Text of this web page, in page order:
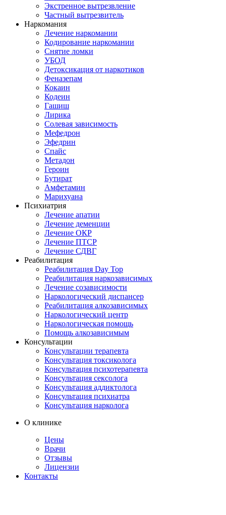
Экстренное вытрезвление
Частный вытрезвитель
Наркомания
Лечение наркомании
Кодирование наркомании
Снятие ломки
УБОД
Детоксикация от наркотиков
Феназепам
Кокаин
Кодеин
Гашиш
Лирика
Солевая зависимость
Мефедрон
Эфедрин
Спайс
Метадон
Героин
Бутират
Амфетамин
Марихуана
Психиатрия
Лечение апатии
Лечение деменции
Лечение ОКР
Лечение ПТСР
Лечение СДВГ
Реабилитация
Реабилитация Day Top
Реабилитация наркозависимых
Лечение созависимости
Наркологический диспансер
Реабилитация алкозависимых
Наркологический центр
Наркологическая помощь
Помощь алкозависимым
Консультации
Консультации терапевта
Консультация токсиколога
Консультация психотерапевта
Консультация сексолога
Консультация аддиктолога
Консультация психиатра
Консультация нарколога
О клинике
Цены
Врачи
Отзывы
Лицензии
Контакты